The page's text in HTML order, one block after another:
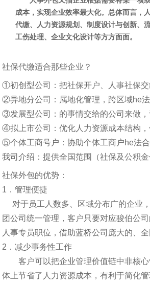
成本，实现企业效率最大化。总体而言，
代缴、人力资源规划、制度设计与创新、
工伤处理、企业文化设计等方方面面。
社保代缴适合那些企业？
①初创型公司：把社保开户、人事社保交
②异地分公司：属地化管理，跨区域he法
③发展型公司：的事情交给的公司来做，
④拟上市公司：优化人力资源成本结构，
⑤个体工商号户：协助个体工商户he法
我司介绍：提供全国范围（社保及公积
社保外包的优势：
1．管理便捷
对于员工人数多、区域分布广的企业
团公司统一管理，客户只要对应骏伯公
人事专员职位，借助蓝桥公司庞大的、
2．减少事务性工作
客户可以把企业管理价值链中非核心
体上节省了人力资源成本，有利于简化